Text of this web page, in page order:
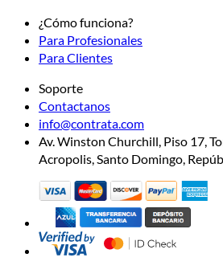
¿Cómo funciona?
Para Profesionales
Para Clientes
Soporte
Contactanos
info@contrata.com
Av. Winston Churchill, Piso 17,
Acropolis, Santo Domingo,